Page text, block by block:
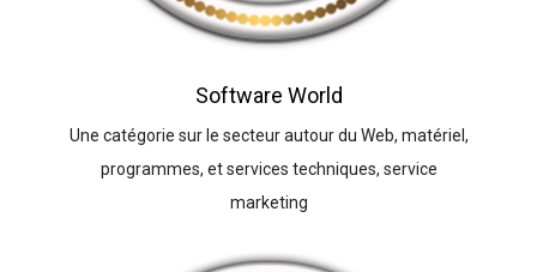
Software World
Une catégorie sur le secteur autour du Web, matériel,
programmes, et services techniques, service
marketing